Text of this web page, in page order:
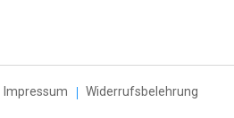
Impressum Widerrufsbelehrung